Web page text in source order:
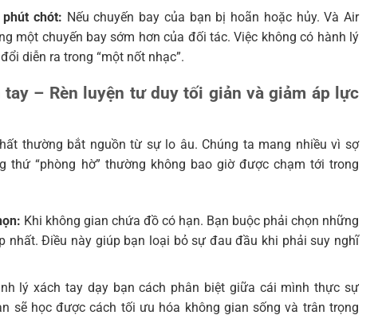
chót: Nếu chuyến bay của bạn bị hoãn hoặc hủy. Và Air
một chuyến bay sớm hơn của đối tác. Việc không có hành lý
diễn ra trong “một nốt nhạc”.
– Rèn luyện tư duy tối giản và giảm áp lực
thường bắt nguồn từ sự lo âu. Chúng ta mang nhiều vì sợ
thứ “phòng hờ” thường không bao giờ được chạm tới trong
Khi không gian chứa đồ có hạn. Bạn buộc phải chọn những
nhất. Điều này giúp bạn loại bỏ sự đau đầu khi phải suy nghĩ
lý xách tay dạy bạn cách phân biệt giữa cái mình thực sự
sẽ học được cách tối ưu hóa không gian sống và trân trọng